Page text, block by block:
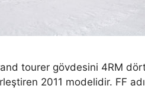
tourer gövdesini 4RM
2011 modelidir. FF